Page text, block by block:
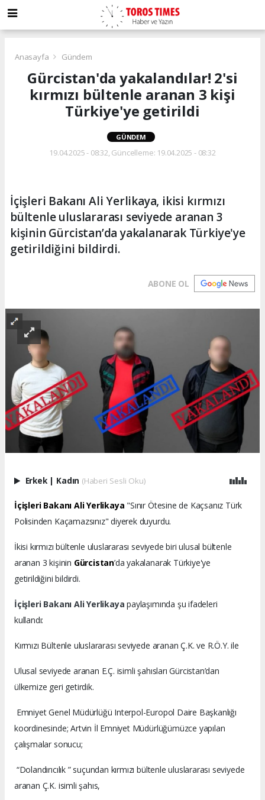
Anasayfa Gündem
Gürcistan'da yakalandılar! 2'si
kırmızı bültenle aranan 3 kişi
Türkiye'ye getirildi
GÜNDEM
19.04.2025 - 08:32, Güncelleme: 19.04.2025 - 08:32
İçişleri Bakanı Ali Yerlikaya, ikisi kırmızı
bültenle uluslararası seviyede aranan 3
kişinin Gürcistan’da yakalanarak Türkiye'ye
getirildiğini bildirdi.
ABONE OL
Erkek | Kadın (Haberi Sesli Oku)
İçişleri Bakanı Ali Yerlikaya "Sınır Ötesine de Kaçsanız Türk
Polisinden Kaçamazsınız" diyerek duyurdu.
İkisi kırmızı bültenle uluslararası seviyede biri ulusal bültenle
aranan 3 kişinin Gürcistan’da yakalanarak Türkiye'ye
getirildiğini bildirdi.
İçişleri Bakanı Ali Yerlikayapaylaşımında şu ifadeleri
kullandı:
Kırmızı Bültenle uluslararası seviyede aranan Ç.K. ve R.Ö.Y. ile
Ulusal seviyede aranan E.Ç. isimli şahısları Gürcistan’dan
ülkemize geri getirdik.
Emniyet Genel Müdürlüğü Interpol-Europol Daire Başkanlığı
koordinesinde; Artvin İl Emniyet Müdürlüğümüzce yapılan
çalışmalar sonucu;
“Dolandırıcılık ” suçundan kırmızı bültenle uluslararası seviyede
aranan Ç.K. isimli şahıs,